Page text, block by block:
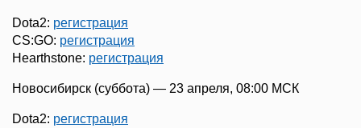
Dota2: регистрация
CS:GO: регистрация
Hearthstone: регистрация
Новосибирск (суббота) — 23 апреля, 08:00 МСК
Dota2: регистрация